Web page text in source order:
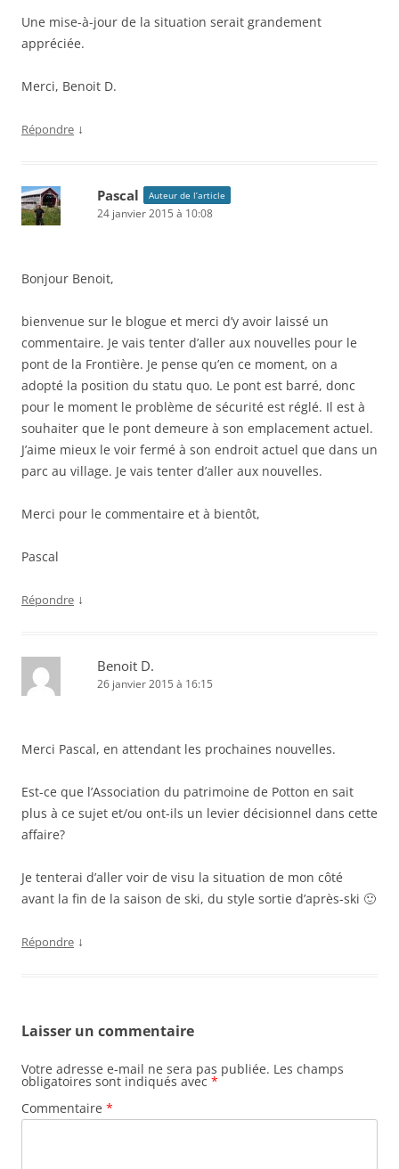
Une mise-à-jour de la situation serait grandement
appréciée.
Merci, Benoit D.
Répondre ↓
Pascal Auteur de l’article
24 janvier 2015 à 10:08
Bonjour Benoit,
bienvenue sur le blogue et merci d’y avoir laissé un
commentaire. Je vais tenter d’aller aux nouvelles pour le
pont de la Frontière. Je pense qu’en ce moment, on a
adopté la position du statu quo. Le pont est barré, donc
pour le moment le problème de sécurité est réglé. Il est à
souhaiter que le pont demeure à son emplacement actuel.
J’aime mieux le voir fermé à son endroit actuel que dans un
parc au village. Je vais tenter d’aller aux nouvelles.
Merci pour le commentaire et à bientôt,
Pascal
Répondre ↓
Benoit D.
26 janvier 2015 à 16:15
Merci Pascal, en attendant les prochaines nouvelles.
Est-ce que l’Association du patrimoine de Potton en sait
plus à ce sujet et/ou ont-ils un levier décisionnel dans cette
affaire?
Je tenterai d’aller voir de visu la situation de mon côté
avant la fin de la saison de ski, du style sortie d’après-ski 🙂
Répondre ↓
Laisser un commentaire
Votre adresse e-mail ne sera pas publiée. Les champs
obligatoires sont indiqués avec *
Commentaire *